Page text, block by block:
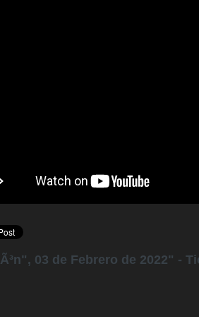
03 de Febrero de 2022" -